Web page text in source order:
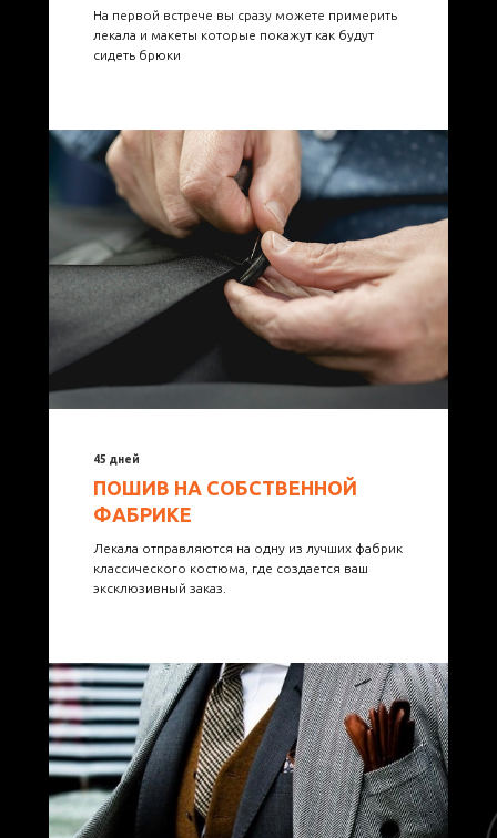
На первой встрече вы сразу можете примерить
лекала и макеты которые покажут как будут
сидеть брюки
45 дней
ПОШИВ НА СОБСТВЕННОЙ
ФАБРИКЕ
Лекала отправляются на одну из лучших фабрик
классического костюма, где создается ваш
эксклюзивный заказ.